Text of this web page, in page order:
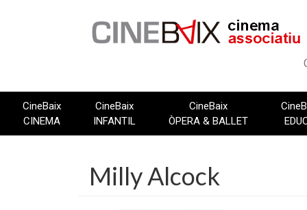
CineBaix
CINEMA
CineBaix
INFANTIL
CineBaix
ÒPERA & BALLET
Milly Alcock